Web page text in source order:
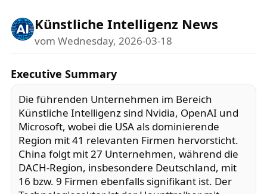
Künstliche Intelligenz News
vom Wednesday, 2026-03-18
Executive Summary
Die führenden Unternehmen im Bereich
Künstliche Intelligenz sind Nvidia, OpenAI und
Microsoft, wobei die USA als dominierende
Region mit 41 relevanten Firmen hervorsticht.
China folgt mit 27 Unternehmen, während die
DACH-Region, insbesondere Deutschland, mit
16 bzw. 9 Firmen ebenfalls signifikant ist. Der